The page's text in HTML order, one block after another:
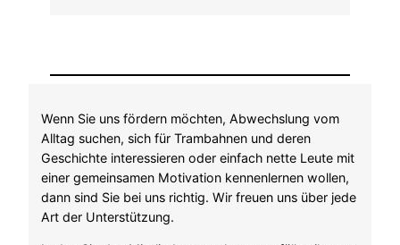
Wenn Sie uns fördern möchten, Abwechslung vom
Alltag suchen, sich für Trambahnen und deren
Geschichte interessieren oder einfach nette Leute mit
einer gemeinsamen Motivation kennenlernen wollen,
dann sind Sie bei uns richtig. Wir freuen uns über jede
Art der Unterstützung.